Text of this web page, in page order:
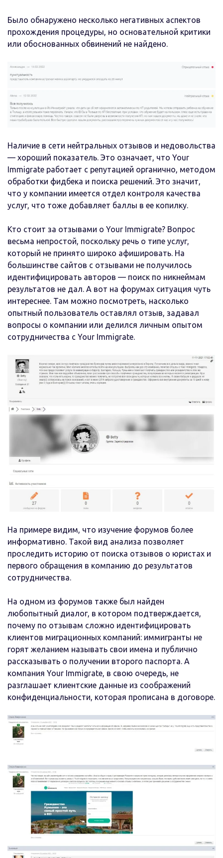
Было обнаружено несколько негативных аспектов
прохождения процедуры, но основательной критики
или обоснованных обвинений не найдено.
Наличие в сети нейтральных отзывов и недовольства
— хороший показатель. Это означает, что Your
Immigrate работает с репутацией органично, методом
обработки фидбека и поиска решений. Это значит,
что у компании имеется отдел контроля качества
услуг, что тоже добавляет баллы в ее копилку.
Кто стоит за отзывами о Your Immigrate? Вопрос
весьма непростой, поскольку речь о типе услуг,
который не принято широко афишировать. На
большинстве сайтов с отзывами не получилось
идентифицировать авторов — поиск по никнеймам
результатов не дал. А вот на форумах ситуация чуть
интереснее. Там можно посмотреть, насколько
опытный пользователь оставлял отзыв, задавал
вопросы о компании или делился личным опытом
сотрудничества с Your Immigrate.
На примере видим, что изучение форумов более
информативно. Такой вид анализа позволяет
проследить историю от поиска отзывов о юристах и
первого обращения в компанию до результатов
сотрудничества.
На одном из форумов также был найден
любопытный диалог, в котором подтверждается,
почему по отзывам сложно идентифицировать
клиентов миграционных компаний: иммигранты не
горят желанием называть свои имена и публично
рассказывать о получении второго паспорта. А
компания Your Immigrate, в свою очередь, не
разглашает клиентские данные из соображений
конфиденциальности, которая прописана в договоре.